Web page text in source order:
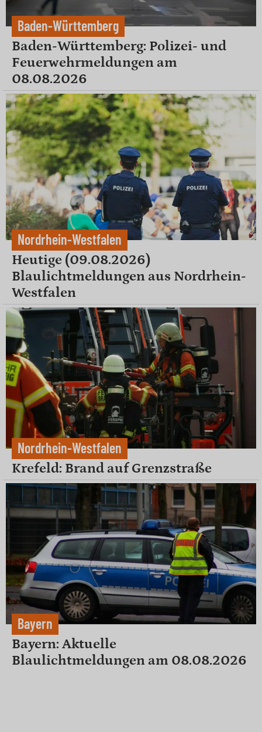
Baden-Württemberg
Baden-Württemberg: Polizei- und
Feuerwehrmeldungen am
08.08.2026
Nordrhein-Westfalen
Heutige (09.08.2026)
Blaulichtmeldungen aus Nordrhein-
Westfalen
Nordrhein-Westfalen
Krefeld: Brand auf Grenzstraße
Bayern
Bayern: Aktuelle
Blaulichtmeldungen am 08.08.2026